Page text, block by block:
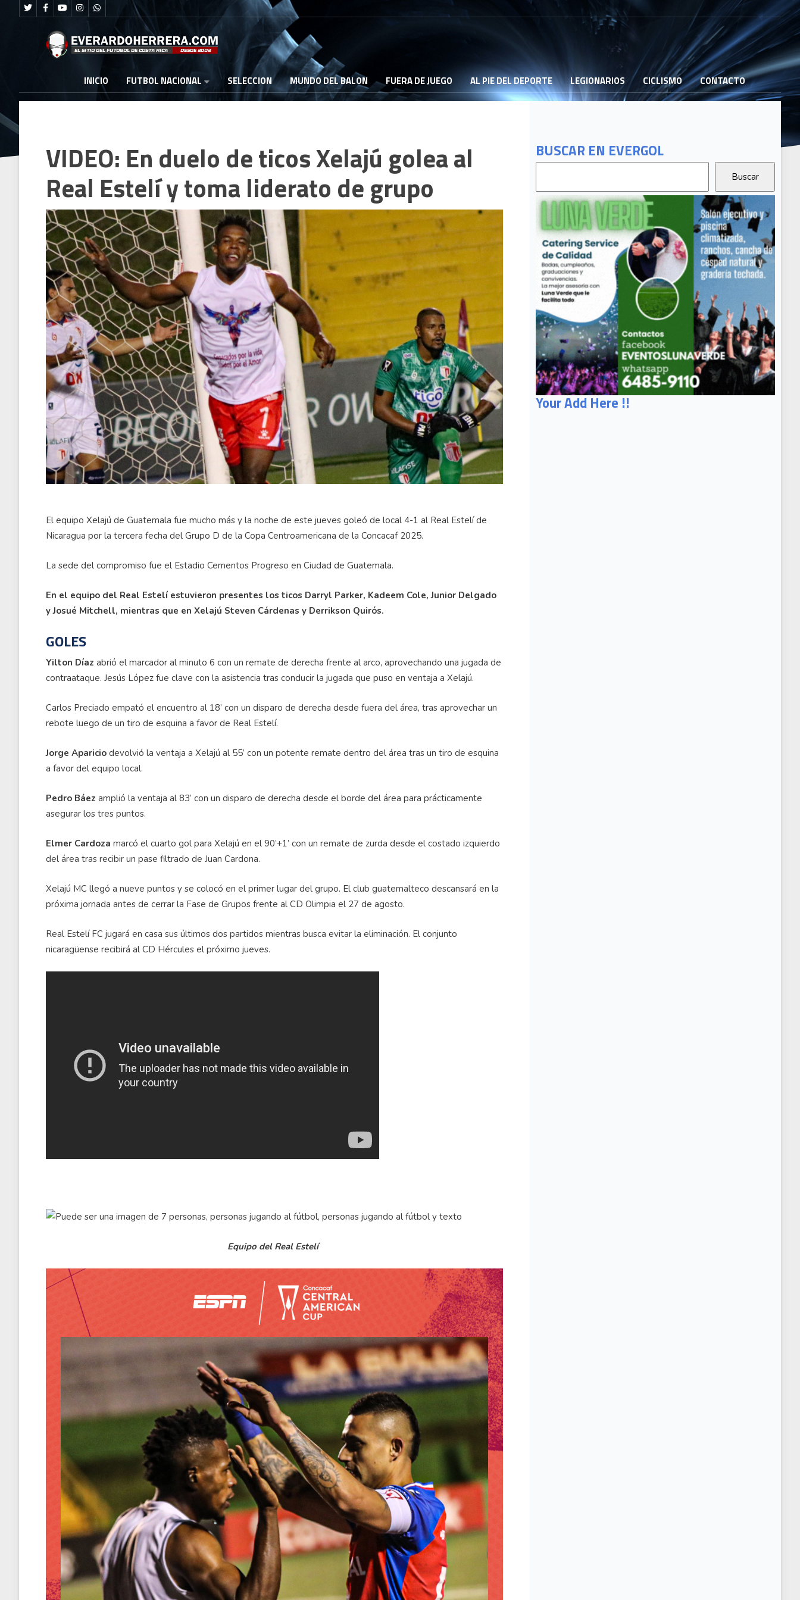
INICIO FUTBOL NACIONAL SELECCION MUNDO DEL BALON FUERA DE JUEGO AL PIE DEL DEPORTE LEGIONARIOS CICLISMO CONTACTO
BUSCAR EN EVERGOL
Your Add Here !!
VIDEO: En duelo de ticos Xelajú golea al
Real Estelí y toma liderato de grupo
El equipo Xelajú de Guatemala fue mucho más y la noche de este jueves goleó de local 4-1 al Real Estelí de
Nicaragua por la tercera fecha del Grupo D de la Copa Centroamericana de la Concacaf 2025.
La sede del compromiso fue el Estadio Cementos Progreso en Ciudad de Guatemala.
En el equipo del Real Estelí estuvieron presentes los ticos Darryl Parker, Kadeem Cole, Junior Delgado
y Josué Mitchell, mientras que en Xelajú Steven Cárdenas y Derrikson Quirós.
GOLES
Yilton Díaz abrió el marcador al minuto 6 con un remate de derecha frente al arco, aprovechando una jugada de
contraataque. Jesús López fue clave con la asistencia tras conducir la jugada que puso en ventaja a Xelajú.
Carlos Preciado empató el encuentro al 18’ con un disparo de derecha desde fuera del área, tras aprovechar un
rebote luego de un tiro de esquina a favor de Real Estelí.
Jorge Aparicio devolvió la ventaja a Xelajú al 55’ con un potente remate dentro del área tras un tiro de esquina
a favor del equipo local.
Pedro Báez amplió la ventaja al 83’ con un disparo de derecha desde el borde del área para prácticamente
asegurar los tres puntos.
Elmer Cardoza marcó el cuarto gol para Xelajú en el 90’+1’ con un remate de zurda desde el costado izquierdo
del área tras recibir un pase filtrado de Juan Cardona.
Xelajú MC llegó a nueve puntos y se colocó en el primer lugar del grupo. El club guatemalteco descansará en la
próxima jornada antes de cerrar la Fase de Grupos frente al CD Olimpia el 27 de agosto.
Real Estelí FC jugará en casa sus últimos dos partidos mientras busca evitar la eliminación. El conjunto
nicaragüense recibirá al CD Hércules el próximo jueves.
Equipo del Real Estelí